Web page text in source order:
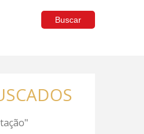
Buscar